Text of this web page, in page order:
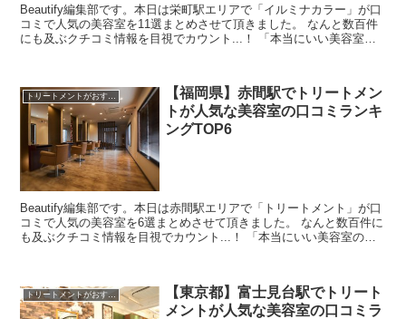
Beautify編集部です。本日は栄町駅エリアで「イルミナカラー」が口
コミで人気の美容室を11選まとめさせて頂きました。 なんと数百件
にも及ぶクチコミ情報を目視でカウント...！ 「本当にいい美容室の
トリートメントがおすすめ
【福岡県】赤間駅でトリートメン
トが人気な美容室の口コミランキ
ングTOP6
Beautify編集部です。本日は赤間駅エリアで「トリートメント」が口
コミで人気の美容室を6選まとめさせて頂きました。 なんと数百件に
も及ぶクチコミ情報を目視でカウント...！ 「本当にいい美容室の口
トリートメントがおすすめ
【東京都】富士見台駅でトリート
メントが人気な美容室の口コミラ